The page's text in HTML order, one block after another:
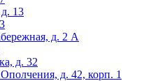
13
д. 2 А
д. 32
д. 42, корп. 1